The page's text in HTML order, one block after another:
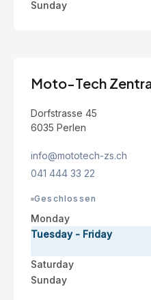
Sunday
Moto-Tech
Dorfstrasse 45
6035 Perlen
info@mototech-zs.ch
041 444 33 22
Geschlossen
Monday
Tuesday - Friday
Saturday
Sunday